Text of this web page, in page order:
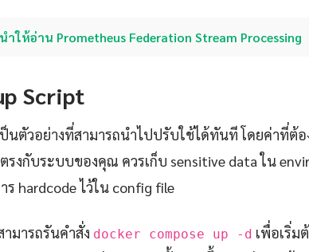
ำให้อ่าน Prometheus Federation Stream Processing
Script
นตัวอย่างที่สามารถนำไปปรับใช้ได้ทันที โดยค่าที่ต้
รงกับระบบของคุณ ควรเก็บ sensitive data ใน
hardcode ไว้ใน config file
ามารถรันคำสั่ง docker compose up -d เพื่อเริ่ม